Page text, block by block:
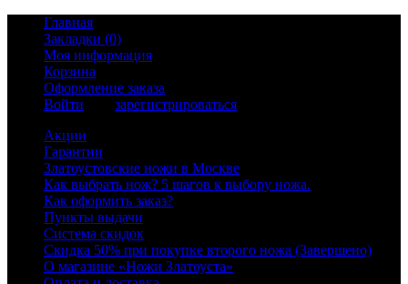
Главная
Закладки (0)
Моя информация
Корзина
Оформление заказа
Войти
зарегистрироваться
Акции
Гарантии
Златоустовские ножи в Москве
Как выбрать нож? 5 шагов к выбору ножа.
Как оформить заказ?
Пункты выдачи
Система скидок
Скидка 50% при покупке второго ножа (Завершено)
О магазине «Ножи Златоуста»